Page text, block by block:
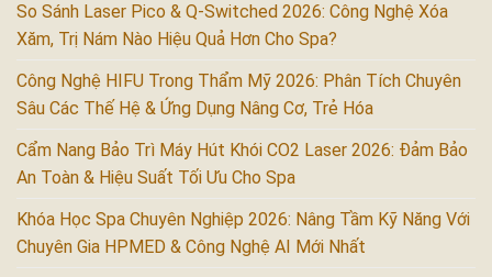
So Sánh Laser Pico & Q-Switched 2026: Công Nghệ Xóa
Xăm, Trị Nám Nào Hiệu Quả Hơn Cho Spa?
Công Nghệ HIFU Trong Thẩm Mỹ 2026: Phân Tích Chuyên
Sâu Các Thế Hệ & Ứng Dụng Nâng Cơ, Trẻ Hóa
Cẩm Nang Bảo Trì Máy Hút Khói CO2 Laser 2026: Đảm Bảo
An Toàn & Hiệu Suất Tối Ưu Cho Spa
Khóa Học Spa Chuyên Nghiệp 2026: Nâng Tầm Kỹ Năng Với
Chuyên Gia HPMED & Công Nghệ AI Mới Nhất